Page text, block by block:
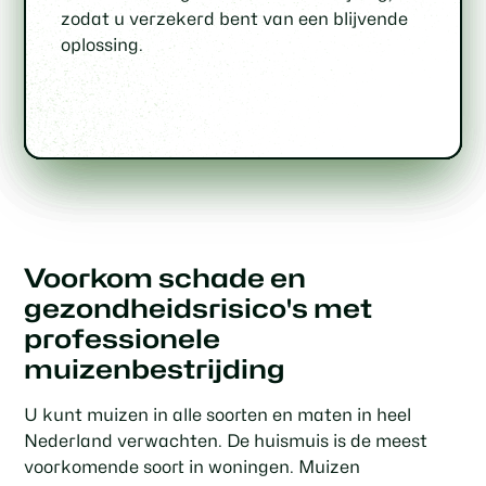
wij voor snelle inspecties en acties.
toekomstige problemen te voorkomen.
voor uw unieke situatie.
technieken, zodat u zich zeker kunt zijn
van een efficiënte bestrijding.
zodat u verzekerd bent van een blijvende
oplossing.
Voorkom schade en
gezondheidsrisico's met
professionele
muizenbestrijding
U kunt muizen in alle soorten en maten in heel
Nederland verwachten. De huismuis is de meest
voorkomende soort in woningen. Muizen